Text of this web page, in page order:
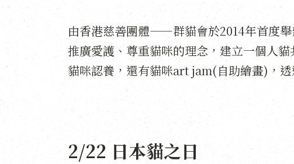
由香港慈善團體——群貓會於2014年首度
推廣愛護、尊重貓咪的理念，建立一個人
貓咪認養，還有貓咪art jam(自助繪畫)，
2/22 日本貓之日